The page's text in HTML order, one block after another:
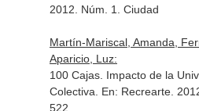
2012. Núm. 1. Ciudad
Martín-Mariscal, Amanda,
Aparicio, Luz:
100 Cajas. Impacto de la
Colectiva. En: Recrearte.
522